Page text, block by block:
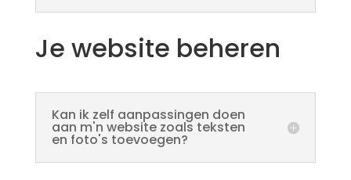
Je website beheren
Kan ik zelf aanpassingen doen
aan m'n website zoals teksten
en foto's toevoegen?